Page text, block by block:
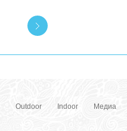
Outdoor Indoor Медиа